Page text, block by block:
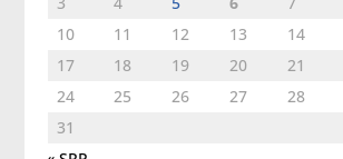
10
11 12 13 14
17
18 19 20 21
24
25 26 27 28
31